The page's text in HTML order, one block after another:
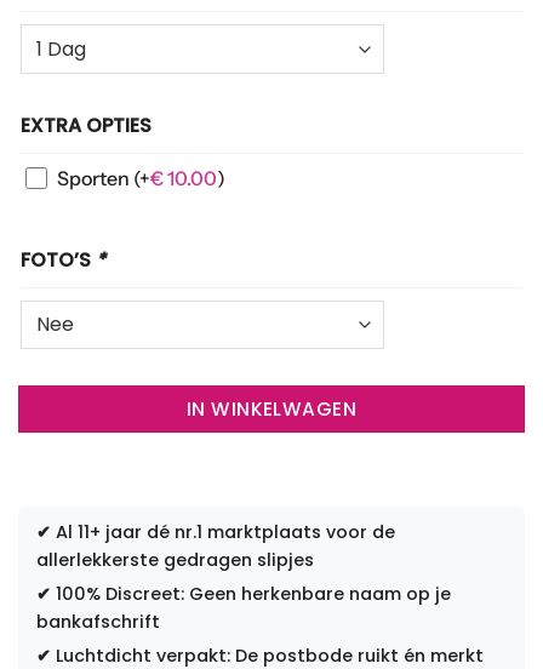
EXTRA OPTIES
Sporten (+€10.00)
FOTO’S *
IN WINKELWAGEN
✔ Al 11+ jaar dé nr.1 marktplaats voor de
allerlekkerste gedragen slipjes
✔ 100% Discreet: Geen herkenbare naam op je
bankafschrift
✔ Luchtdicht verpakt: De postbode ruikt én merkt